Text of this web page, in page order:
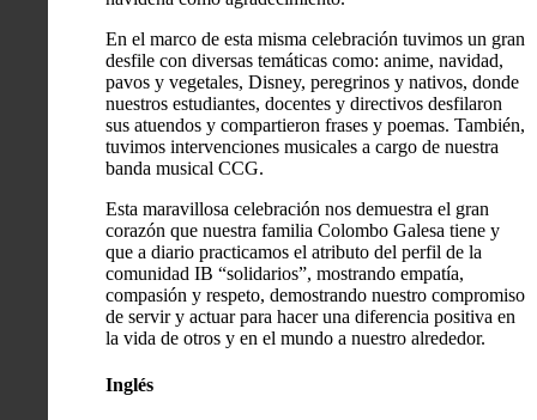
En el marco de esta misma celebración tuvimos un gran
desfile con diversas temáticas como: anime, navidad,
pavos y vegetales, Disney, peregrinos y nativos, donde
nuestros estudiantes, docentes y directivos desfilaron
sus atuendos y compartieron frases y poemas. También,
tuvimos intervenciones musicales a cargo de nuestra
banda musical CCG.
Esta maravillosa celebración nos demuestra el gran
corazón que nuestra familia Colombo Galesa tiene y
que a diario practicamos el atributo del perfil de la
comunidad IB “solidarios”, mostrando empatía,
compasión y respeto, demostrando nuestro compromiso
de servir y actuar para hacer una diferencia positiva en
la vida de otros y en el mundo a nuestro alrededor.
Inglés